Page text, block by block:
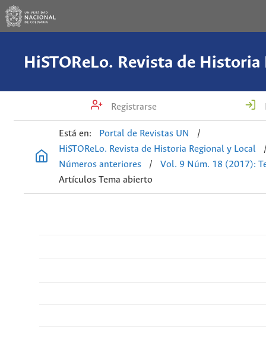
Registrarse
Está en: Portal de Revistas UN
/
HiSTOReLo. Revista de Historia Regional y Local
Números anteriores
/
Vol. 9 Núm. 18 (2017):
Artículos Tema abierto